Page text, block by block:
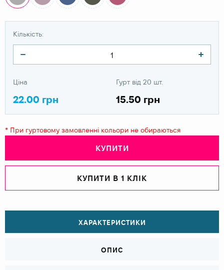
Кількість:
Ціна
22.00 грн
Гурт від 20 шт.
15.50 грн
* При гуртовому замовленні кольори не обираються
КУПИТИ
КУПИТИ В 1 КЛІК
ХАРАКТЕРИСТИКИ
ОПИС